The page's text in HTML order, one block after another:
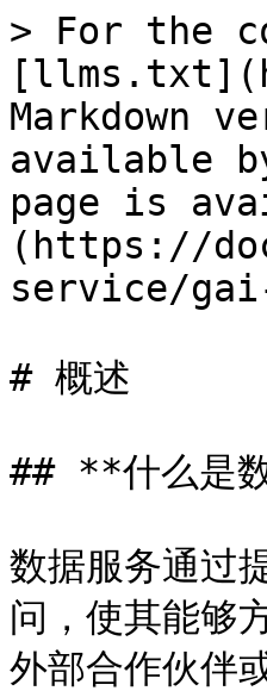
> For the
Markdown
available
page is
(https://
service/
# 概述
## **什么是
数据服务通过
问，使其能够
外部合作伙伴